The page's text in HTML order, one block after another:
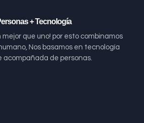
+ Tecnología
mejor que uno! por esto combinamos
Nos basamos en tecnología
acompañada de personas.